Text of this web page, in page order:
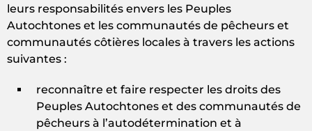
leurs responsabilités envers les Peuples
Autochtones et les communautés de pêcheurs et
communautés côtières locales à travers les actions
suivantes :
reconnaître et faire respecter les droits des
Peuples Autochtones et des communautés de
pêcheurs à l’autodétermination et à